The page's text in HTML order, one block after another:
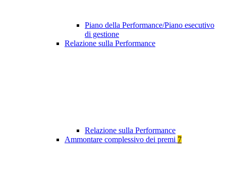
Piano della Performance/Piano esecutivo
di gestione
Relazione sulla Performance
Relazione sulla Performance
Ammontare complessivo dei premi 7